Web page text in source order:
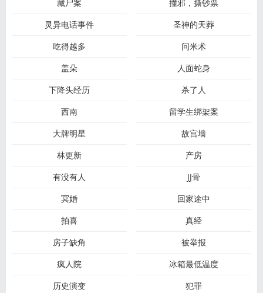
藏尸案
撞邪，撕钞票
灵异电话事件
圣神的天葬
吃得越多
问米术
盖朵
人面蛇身
下降头经历
杀了人
西南
留学生绑架案
大牌明星
故宫墙
林更新
产房
有没有人
JJ骨
冥婚
回家途中
拍喜
真经
房子缺角
被举报
疯人院
冰箱最低温度
历史演变
犯罪